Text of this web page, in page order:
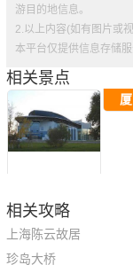
游目的地信息。
2.以上内容(如有图片或
本平台仅提供信息存储服
相关景点
相关攻略
上海陈云故居
珍岛大桥